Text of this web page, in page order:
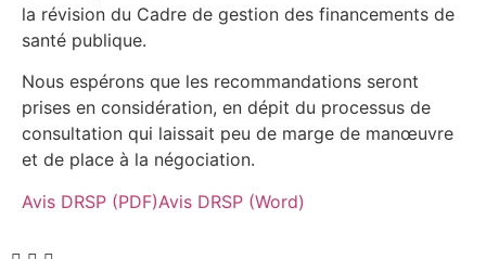
la révision du Cadre de gestion des financements de
santé publique.
Nous espérons que les recommandations seront
prises en considération, en dépit du processus de
consultation qui laissait peu de marge de manœuvre
et de place à la négociation.
Avis DRSP (PDF)Avis DRSP (Word)